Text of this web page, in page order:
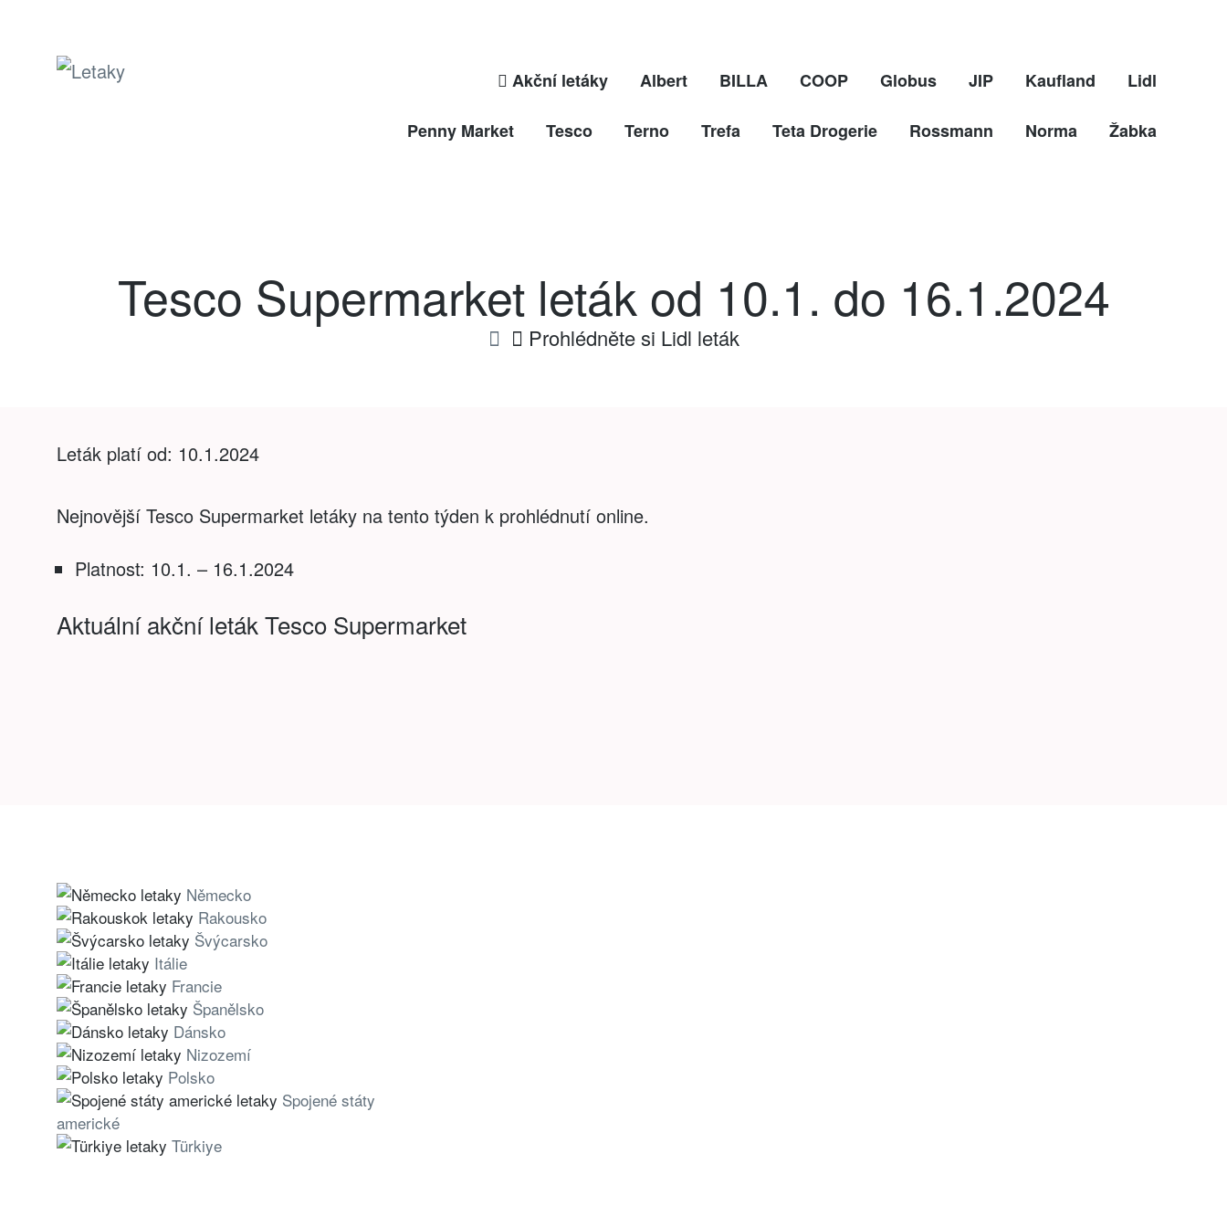
Akční letáky Albert BILLA COOP Globus JIP Kaufland Lidl
Penny Market Tesco Terno Trefa Teta Drogerie Rossmann Norma Žabka
Tesco Supermarket leták od 10.1. do 16.1.2024
Prohlédněte si Lidl leták
Leták platí od: 10.1.2024
Nejnovější Tesco Supermarket letáky na tento týden k prohlédnutí online.
Platnost: 10.1. – 16.1.2024
Aktuální akční leták Tesco Supermarket
Německo
Rakousko
Švýcarsko
Itálie
Francie
Španělsko
Dánsko
Nizozemí
Polsko
Spojené státy
americké
Türkiye